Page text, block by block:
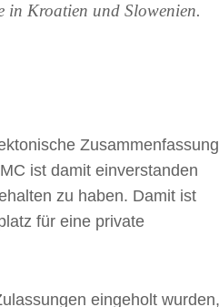
in Kroatien und Slowenien.
Zusammenfassung
ist damit einverstanden
zu haben. Damit ist
für eine private
eingeholt wurden,